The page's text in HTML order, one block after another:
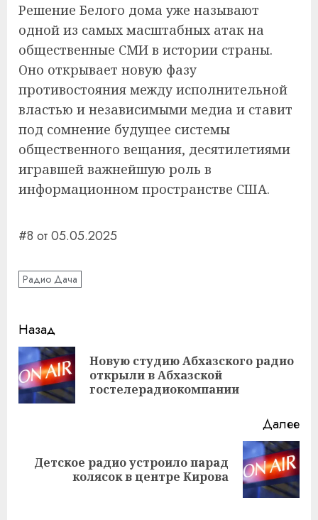
Решение Белого дома уже называют
одной из самых масштабных атак на
общественные СМИ в истории страны.
Оно открывает новую фазу
противостояния между исполнительной
властью и независимыми медиа и ставит
под сомнение будущее системы
общественного вещания, десятилетиями
игравшей важнейшую роль в
информационном пространстве США.
#8 от 05.05.2025
Радио Дача
Навигация
записи
Назад
Новую студию Абхазского радио
открыли в Абхазской
гостелерадиокомпании
Далее
Следующая
Детское радио устроило парад
колясок в центре Кирова